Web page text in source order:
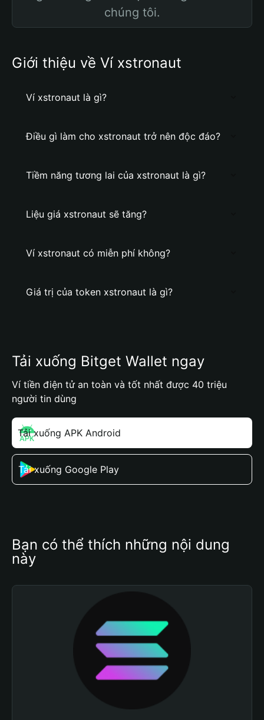
chúng tôi.
Giới thiệu về Ví xstronaut
Ví xstronaut là gì?
Điều gì làm cho xstronaut trở nên độc đáo?
Tiềm năng tương lai của xstronaut là gì?
Liệu giá xstronaut sẽ tăng?
Ví xstronaut có miễn phí không?
Giá trị của token xstronaut là gì?
Tải xuống Bitget Wallet ngay
Ví tiền điện tử an toàn và tốt nhất được 40 triệu
người tin dùng
Tải xuống APK Android
Tải xuống Google Play
Bạn có thể thích những nội dung
này